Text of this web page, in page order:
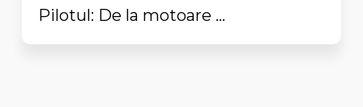
Pilotul: De la motoare ...